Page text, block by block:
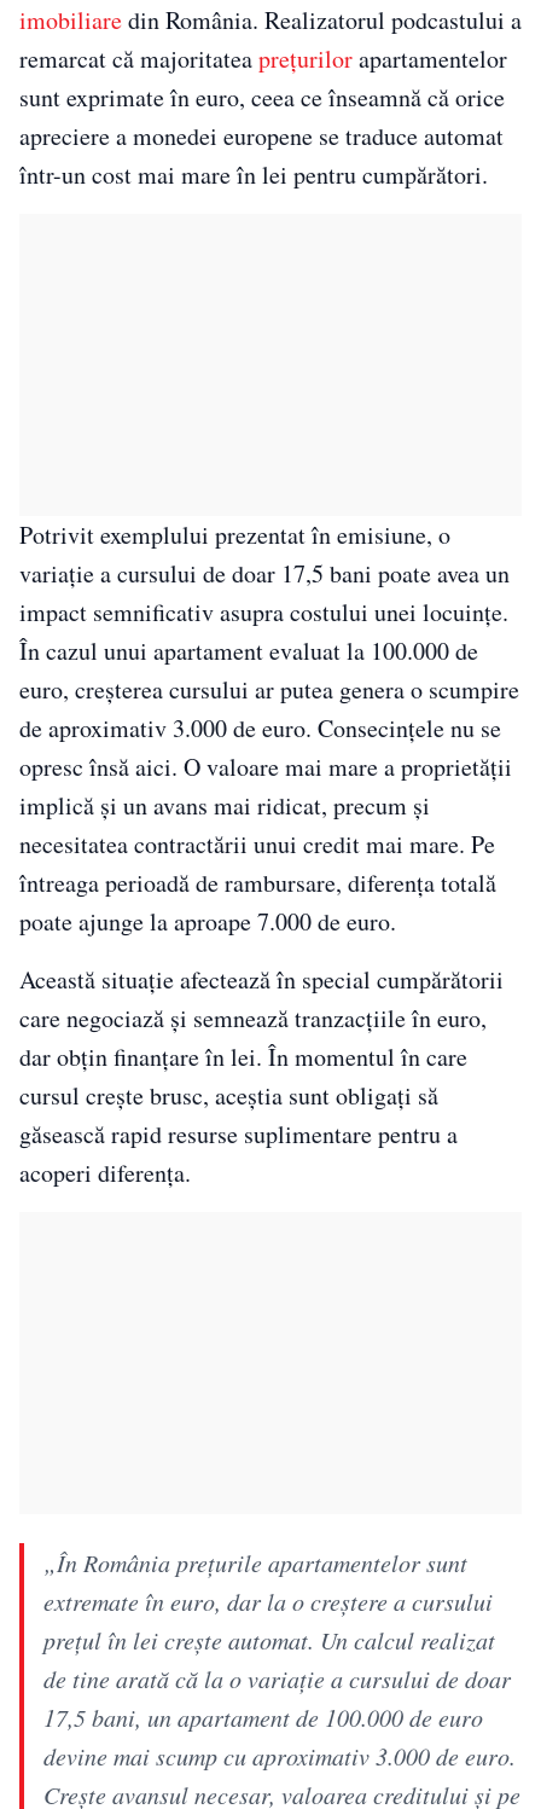
imobiliaredin România. Realizatorul podcastului a
remarcat că majoritateaprețurilorapartamentelor
sunt exprimate în euro, ceea ce înseamnă că orice
apreciere a monedei europene se traduce automat
într-un cost mai mare în lei pentru cumpărători.
Potrivit exemplului prezentat în emisiune, o
variație a cursului de doar 17,5 bani poate avea un
impact semnificativ asupra costului unei locuințe.
În cazul unui apartament evaluat la 100.000 de
euro, creșterea cursului ar putea genera o scumpire
de aproximativ 3.000 de euro. Consecințele nu se
opresc însă aici. O valoare mai mare a proprietății
implică și un avans mai ridicat, precum și
necesitatea contractării unui credit mai mare. Pe
întreaga perioadă de rambursare, diferența totală
poate ajunge la aproape 7.000 de euro.
Această situație afectează în special cumpărătorii
care negociază și semnează tranzacțiile în euro,
dar obțin finanțare în lei. În momentul în care
cursul crește brusc, aceștia sunt obligați să
găsească rapid resurse suplimentare pentru a
acoperi diferența.
„În România prețurile apartamentelor sunt
extremate în euro, dar la o creștere a cursului
prețul în lei crește automat. Un calcul realizat
de tine arată că la o variație a cursului de doar
17,5 bani, un apartament de 100.000 de euro
devine mai scump cu aproximativ 3.000 de euro.
Crește avansul necesar, valoarea creditului și pe